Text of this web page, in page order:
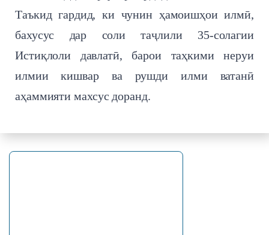
Таъкид гардид, ки чунин ҳамоишҳои илмӣ,
бахусус дар соли таҷлили 35-солагии
Истиқлоли давлатӣ, барои таҳкими неруи
илмии кишвар ва рушди илми ватанӣ
аҳаммияти махсус доранд.